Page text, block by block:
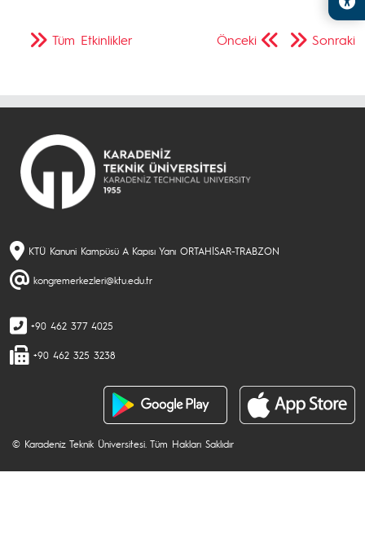
Önceki Sonraki
Tüm Etkinlikler
KTÜ Kanuni Kampüsü A Kapısı Yanı ORTAHİSAR-TRABZON
kongremerkezleri@ktu.edu.tr
+90 462 377 4025
+90 462 325 3238
© Karadeniz Teknik Üniversitesi. Tüm Hakları Saklıdır